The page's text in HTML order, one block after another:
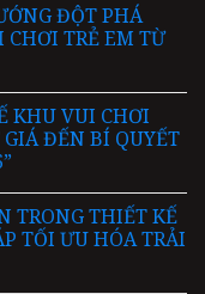
ĐỘT PHÁ
TRẺ EM TỪ
KHU VUI CHƠI
ĐẾN BÍ QUYẾT
TRONG THIẾT KẾ
TỐI ƯU HÓA TRẢI